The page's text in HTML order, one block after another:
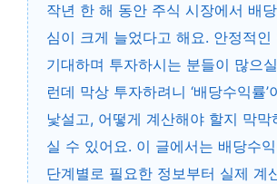
작년 한 해 동안 주식 시장에서 배
심이 크게 늘었다고 해요. 안정적인
기대하며 투자하시는 분들이 많으
런데 막상 투자하려니 ‘배당수익률
낯설고, 어떻게 계산해야 할지 막막
실 수 있어요. 이 글에서는 배당수
단계별로 필요한 정보부터 실제 계